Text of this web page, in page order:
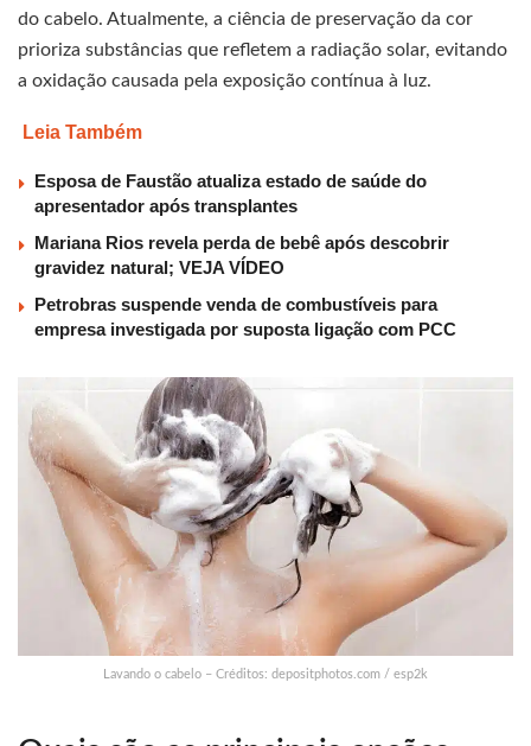
do cabelo. Atualmente, a ciência de preservação da cor
prioriza substâncias que refletem a radiação solar, evitando
a oxidação causada pela exposição contínua à luz.
Leia Também
Esposa de Faustão atualiza estado de saúde do
apresentador após transplantes
Mariana Rios revela perda de bebê após descobrir
gravidez natural; VEJA VÍDEO
Petrobras suspende venda de combustíveis para
empresa investigada por suposta ligação com PCC
Lavando o cabelo – Créditos: depositphotos.com / esp2k